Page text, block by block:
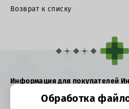
Возврат к списку
Информация для покупателей
О предприятииОбработка